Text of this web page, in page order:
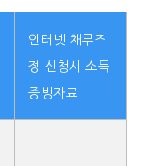
인터넷 채무조
정 신청시 소득
증빙자료